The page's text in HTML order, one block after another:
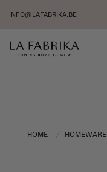
INFO@LAFABRIKA.BE
HOME HOMEWARE